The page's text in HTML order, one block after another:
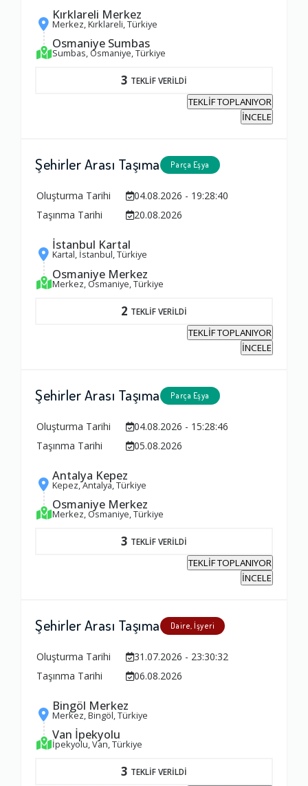
Kırklareli Merkez
Merkez, Kırklareli, Türkiye
Osmaniye Sumbas
Sumbas, Osmaniye, Türkiye
3 TEKLİF VERİLDİ
TEKLİF TOPLANIYOR
İNCELE
Şehirler Arası Taşıma Parça Eşya
Oluşturma Tarihi
04.08.2026 - 19:28:40
Taşınma Tarihi
20.08.2026
İstanbul Kartal
Kartal, İstanbul, Türkiye
Osmaniye Merkez
Merkez, Osmaniye, Türkiye
2 TEKLİF VERİLDİ
TEKLİF TOPLANIYOR
İNCELE
Şehirler Arası Taşıma Parça Eşya
Oluşturma Tarihi
04.08.2026 - 15:28:46
Taşınma Tarihi
05.08.2026
Antalya Kepez
Kepez, Antalya, Türkiye
Osmaniye Merkez
Merkez, Osmaniye, Türkiye
3 TEKLİF VERİLDİ
TEKLİF TOPLANIYOR
İNCELE
Şehirler Arası Taşıma Daire, İşyeri
Oluşturma Tarihi
31.07.2026 - 23:30:32
Taşınma Tarihi
06.08.2026
Bingöl Merkez
Merkez, Bingöl, Türkiye
Van İpekyolu
İpekyolu, Van, Türkiye
3 TEKLİF VERİLDİ
Ambalajlama Hizmeti
Firma ile İletişim
1.0
Zamanlama
Firma Çalışanları
Fiyatlandırma Dengesi